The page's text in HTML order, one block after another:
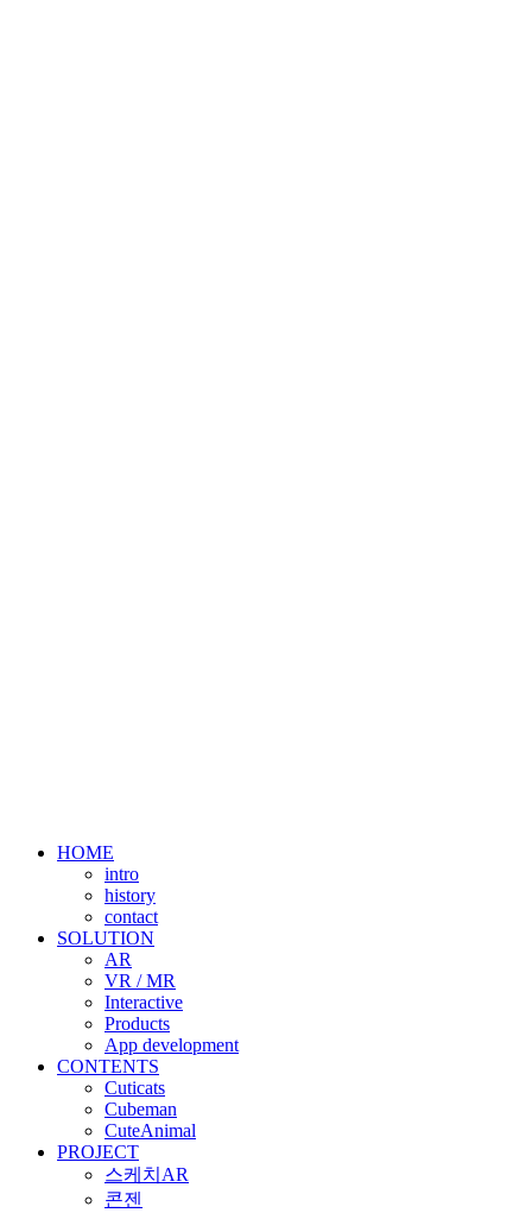
HOME
intro
history
contact
SOLUTION
AR
VR / MR
Interactive
Products
App development
CONTENTS
Cuticats
Cubeman
CuteAnimal
PROJECT
스케치AR
콘젠